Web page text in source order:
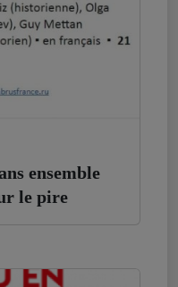
ensemble
le pire